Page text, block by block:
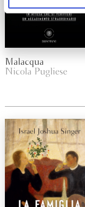
Malacqua
Nicola Pugliese